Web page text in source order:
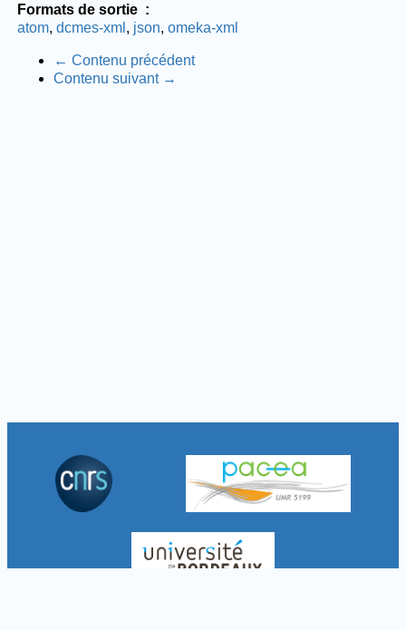
Formats de sortie
atom dcmes-xml json omeka-xml
← Contenu précédent
Contenu suivant →